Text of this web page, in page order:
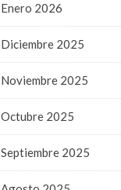
Enero 2026
Diciembre 2025
Noviembre 2025
Octubre 2025
Septiembre 2025